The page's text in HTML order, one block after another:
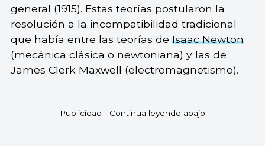
general (1915). Estas teorías postularon la
resolución a la incompatibilidad tradicional
que había entre las teorías deIsaac Newton
(mecánica clásica o newtoniana) y las de
James Clerk Maxwell (electromagnetismo).